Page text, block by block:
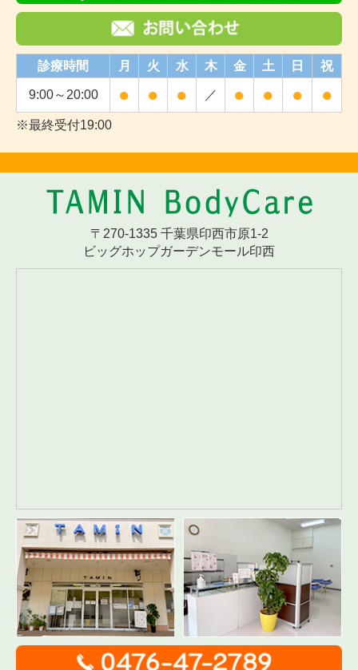
診療時間 月 火 水 木 金 土 日 祝
9:00～20:00 ● ● ● ／ ● ● ● ●
※最終受付19:00
〒270-1335 千葉県印西市原1-2
ビッグホップガーデンモール印西